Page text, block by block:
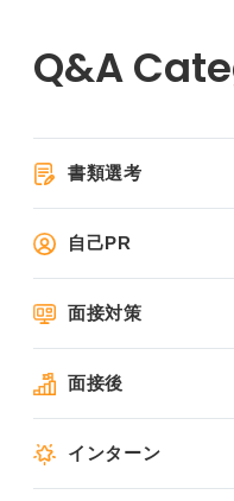
書類選考
自己PR
面接対策
面接後
インターン